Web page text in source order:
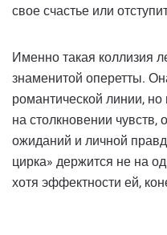
свое счастье или
Именно такая коллизия
знаменитой оперетты.
романтической линии,
на столкновении чувств,
ожиданий и личной
цирка» держится не на
хотя эффектности ей,